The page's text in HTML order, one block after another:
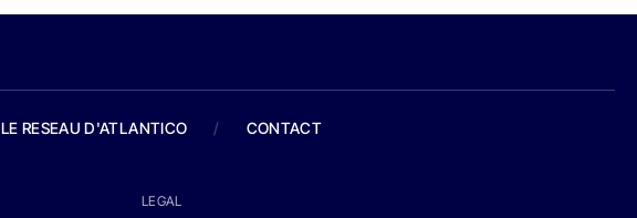
LE RESEAU D'ATLANTICO / CONTACT
LEGAL